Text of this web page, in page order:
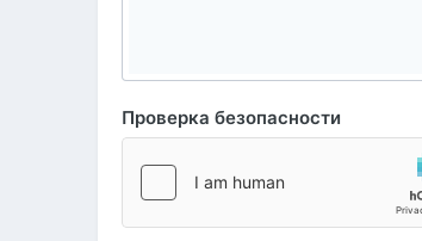
Проверка безопасности